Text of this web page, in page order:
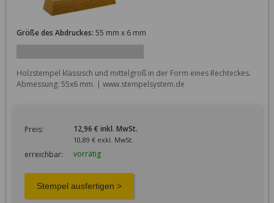
Größe des Abdruckes: 55 mm x 6 mm
Holzstempel klassisch und mittelgroß in der Form eines Rechteckes.
Abmessung: 55x6 mm. | www.stempelsystem.de
Preis: 12,96 € inkl. MwSt.
10,89 € exkl. MwSt.
erreichbar: vorrätig